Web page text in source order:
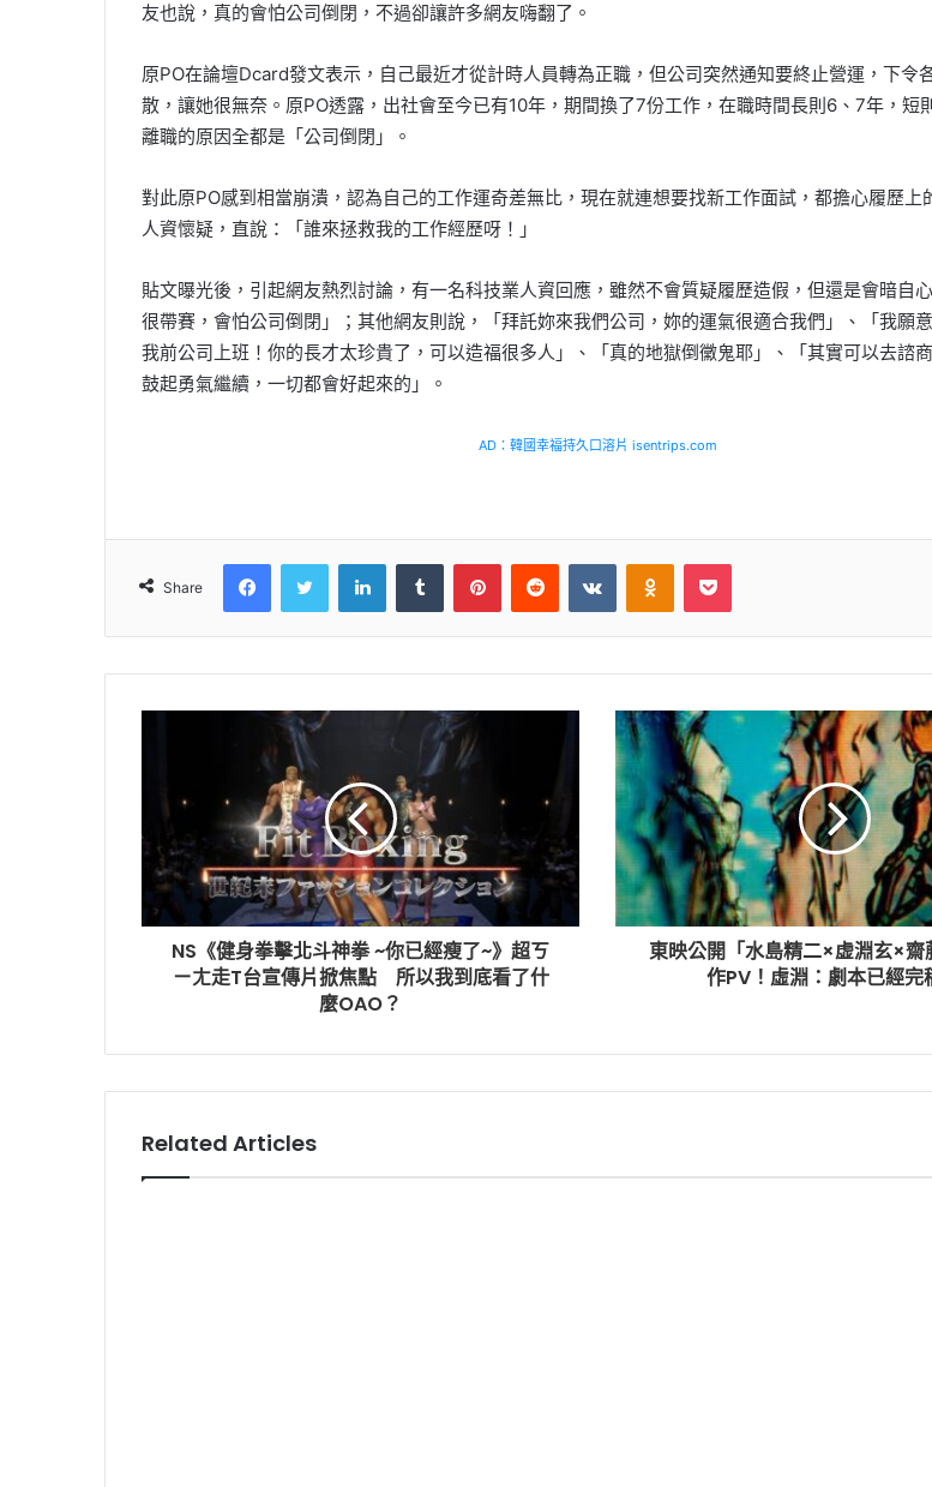
友也說，真的會怕公司倒閉，不過卻讓許多網友嗨翻了。
原PO在論壇Dcard發文表示，自己最近才從計時人員轉為正職，但公司突然通知要終止營運，下令
散，讓她很無奈。原PO透露，出社會至今已有10年，期間換了7份工作，在職時間長則6、7年，短
離職的原因全都是「公司倒閉」。
對此原PO感到相當崩潰，認為自己的工作運奇差無比，現在就連想要找新工作面試，都擔心履歷上
人資懷疑，直說：「誰來拯救我的工作經歷呀！」
貼文曝光後，引起網友熱烈討論，有一名科技業人資回應，雖然不會質疑履歷造假，但還是會暗自
很帶賽，會怕公司倒閉」；其他網友則說，「拜託妳來我們公司，妳的運氣很適合我們」、「我願
我前公司上班！你的長才太珍貴了，可以造福很多人」、「真的地獄倒黴鬼耶」、「其實可以去諮
鼓起勇氣繼續，一切都會好起來的」。
AD：韓國幸福持久口溶片 isentrips.com
Share
NS《健身拳擊北斗神拳 ~你已經瘦了~》超ㄎ
ㄧㄤ走T台宣傳片掀焦點 所以我到底看了什
麼OAO？
東映公開「水島精二×虚淵玄×齋
作PV！虛淵：劇本已經完
Related Articles